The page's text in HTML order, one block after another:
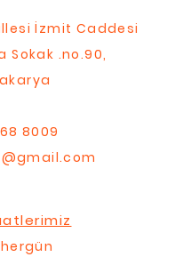
İzmit Caddesi
Sokak .no.90,
8009